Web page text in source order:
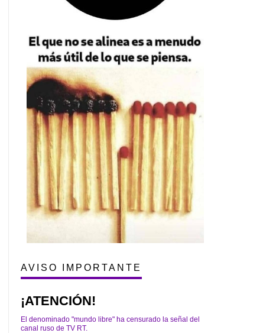
AVISO IMPORTANTE
¡ATENCIÓN!
El denominado "mundo libre" ha censurado la señal del
canal ruso de TV RT.